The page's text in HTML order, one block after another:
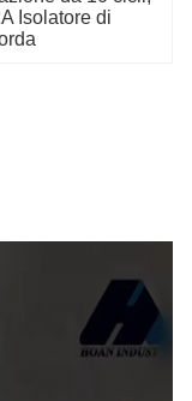
Isolatore di